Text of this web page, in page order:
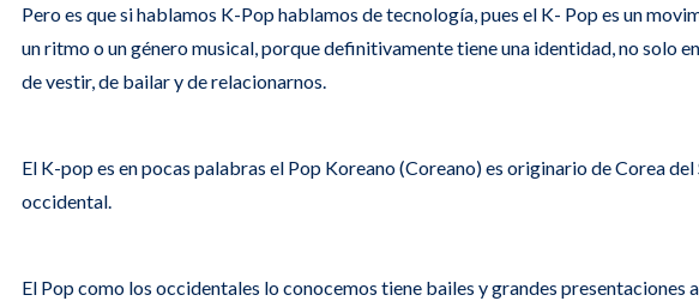
Pero es que si hablamos K-Pop hablamos de tecnología, pues el K- Pop es un
un ritmo o un género musical, porque definitivamente tiene una identidad, no solo
de vestir, de bailar y de relacionarnos.
El K-pop es en pocas palabras el Pop Koreano (Coreano) es originario de Corea
occidental.
El Pop como los occidentales lo conocemos tiene bailes y grandes